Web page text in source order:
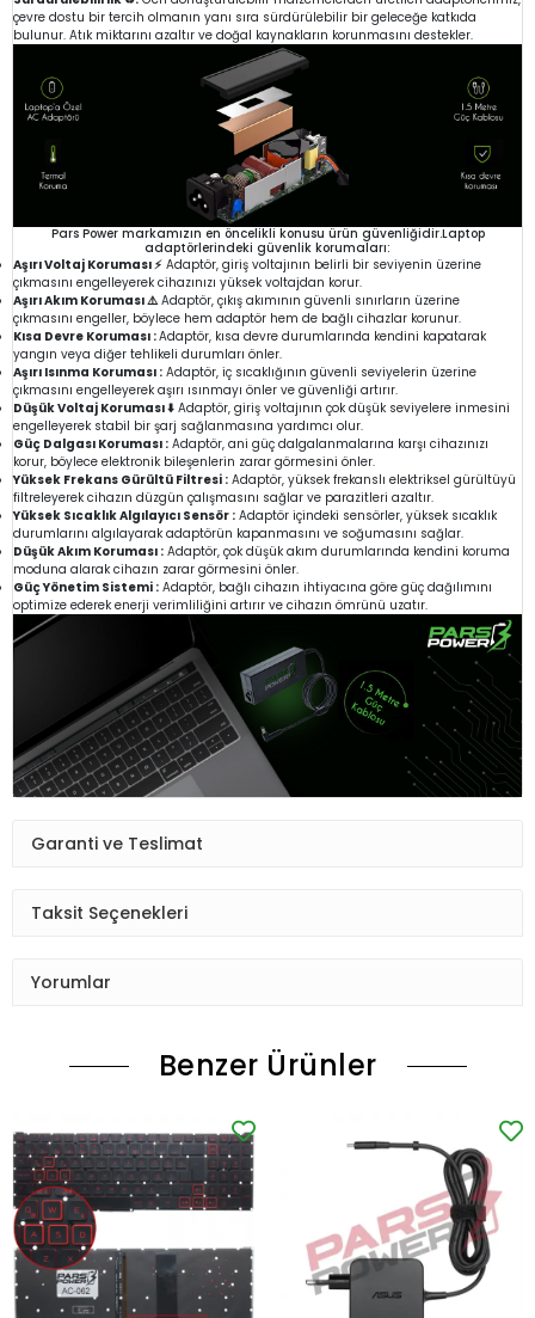
çevre dostu bir tercih olmanın yanı sıra sürdürülebilir bir geleceğe katkıda
bulunur. Atık miktarını azaltır ve doğal kaynakların korunmasını destekler.
Pars Power markamızın en öncelikli konusu ürün güvenliğidir.Laptop
adaptörlerindeki güvenlik korumaları:
Aşırı Voltaj Koruması ⚡ Adaptör, giriş voltajının belirli bir seviyenin üzerine
çıkmasını engelleyerek cihazınızı yüksek voltajdan korur.
Aşırı Akım Koruması ⚠️Adaptör, çıkış akımının güvenli sınırların üzerine
çıkmasını engeller, böylece hem adaptör hem de bağlı cihazlar korunur.
Kısa Devre Koruması :Adaptör, kısa devre durumlarında kendini kapatarak
yangın veya diğer tehlikeli durumları önler.
Aşırı Isınma Koruması : Adaptör, iç sıcaklığının güvenli seviyelerin üzerine
çıkmasını engelleyerek aşırı ısınmayı önler ve güvenliği artırır.
Düşük Voltaj Koruması ⬇️ Adaptör, giriş voltajının çok düşük seviyelere inmesini
engelleyerek stabil bir şarj sağlanmasına yardımcı olur.
Güç Dalgası Koruması : Adaptör, ani güç dalgalanmalarına karşı cihazınızı
korur, böylece elektronik bileşenlerin zarar görmesini önler.
Yüksek Frekans Gürültü Filtresi : Adaptör, yüksek frekanslı elektriksel gürültüyü
filtreleyerek cihazın düzgün çalışmasını sağlar ve parazitleri azaltır.
Yüksek Sıcaklık Algılayıcı Sensör : Adaptör içindeki sensörler, yüksek sıcaklık
durumlarını algılayarak adaptörün kapanmasını ve soğumasını sağlar.
Düşük Akım Koruması : Adaptör, çok düşük akım durumlarında kendini koruma
moduna alarak cihazın zarar görmesini önler.
Güç Yönetim Sistemi : Adaptör, bağlı cihazın ihtiyacına göre güç dağılımını
optimize ederek enerji verimliliğini artırır ve cihazın ömrünü uzatır.
Garanti ve Teslimat
Taksit Seçenekleri
Yorumlar
Benzer Ürünler